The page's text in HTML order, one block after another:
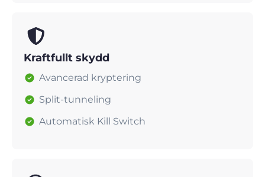
Kraftfullt skydd
Avancerad kryptering
Split-tunneling
Automatisk Kill Switch